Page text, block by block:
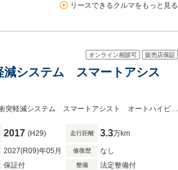
リースできるクルマをもっと見る
オンライン相談可 販売店保証
システム スマートアシス
2017 (H29) 走行距離 3.3万km
2027(R09)年05月 修復歴 なし
保証付 整備 法定整備付